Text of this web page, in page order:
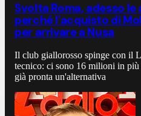
Svolta Roma, adesso
perché l'acquisto di
per arrivare a Nusa
Il club giallorosso spinge con il
tecnico: ci sono 16 milioni in
già pronta un'alternativa